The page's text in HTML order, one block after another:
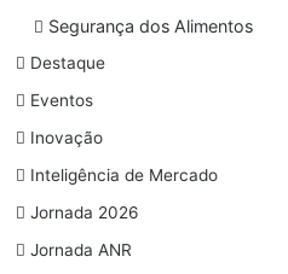
Segurança dos Alimentos
Destaque
Eventos
Inovação
Inteligência de Mercado
Jornada 2026
Jornada ANR